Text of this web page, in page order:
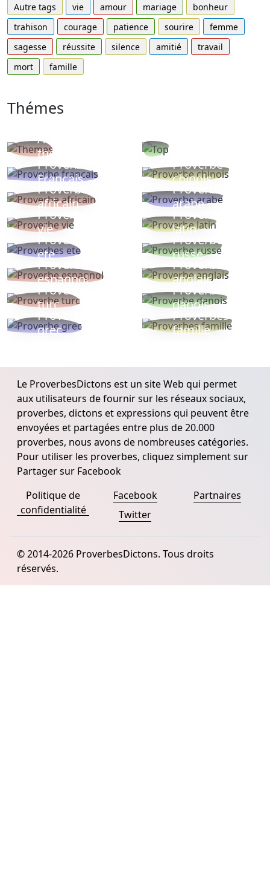
Autre tags vie amour mariage
bonheur
trahison
courage patience sourire
femme
sagesse
réussite silence amitié
travail
mort
famille
Thémes
Autres
thèmes
Proverbe
Français
Proverbe
chinois
Proverbe
africain
Proverbe
arabe
Proverbe
vie
Proverbe
latin
Proverbes
ete
Proverbe
russe
Proverbe
espagnol
Proverbe
anglais
Proverbe
turc
Proverbe
danois
Proverbe
grec
Proverbes
famille
Le ProverbesDictons est un site Web qui permet
aux utilisateurs de fournir sur les réseaux sociaux,
proverbes, dictons et expressions qui peuvent être
envoyées et partagées entre plus de 20.000
proverbes, nous avons de nombreuses catégories.
Pour utiliser les proverbes, cliquez simplement sur
Partager sur Facebook
Politique de
confidentialité
Facebook
Twitter
Partnaires
© 2014-2026 ProverbesDictons. Tous droits
réservés.